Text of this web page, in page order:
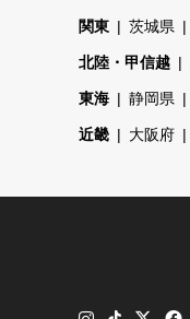
関東 茨城県
北陸・甲信越
東海 静岡県
近畿 大阪府